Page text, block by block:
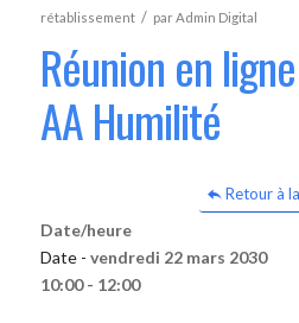
rétablissement / parAdmin Digital
Réunion en
AA Humilité
Retour à
Date/heure
Date - vendredi 22 mars 2030
10:00 - 12:00